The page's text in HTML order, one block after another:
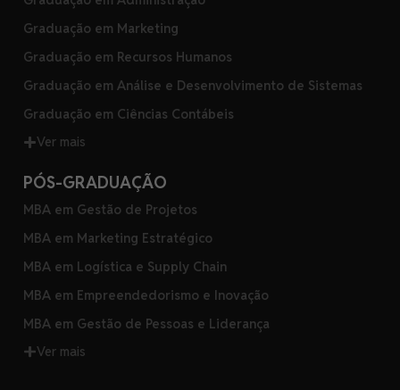
Graduação em Marketing
Graduação em Recursos Humanos
Graduação em Análise e Desenvolvimento de Sistemas
Graduação em Ciências Contábeis
Ver mais
PÓS-GRADUAÇÃO
MBA em Gestão de Projetos
MBA em Marketing Estratégico
MBA em Logística e Supply Chain
MBA em Empreendedorismo e Inovação
MBA em Gestão de Pessoas e Liderança
Ver mais